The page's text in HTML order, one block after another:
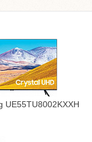
UE55TU8002KXXH